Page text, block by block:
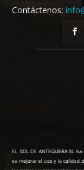
Contáctenos:
EL SOL DE ANTEQUERA SL
es mejorar el uso y la calidad